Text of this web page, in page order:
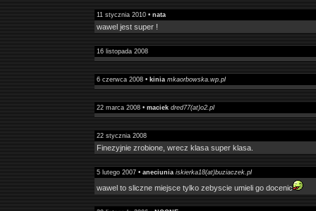
11 stycznia 2010 • nata
wawel jest super !
16 listopada 2008
6 czerwca 2008 • kinia mkaorbowska.wp.pl
22 marca 2008 • maciek dred77(at)o2.pl
22 stycznia 2008
Finezyjnie zrobione, wrecz klasa super klasa.
5 lutego 2007 • aneciunia iskierka18(at)buziaczek.pl
wawel to sliczne miejsce tylko zebyscie umieli go docenic